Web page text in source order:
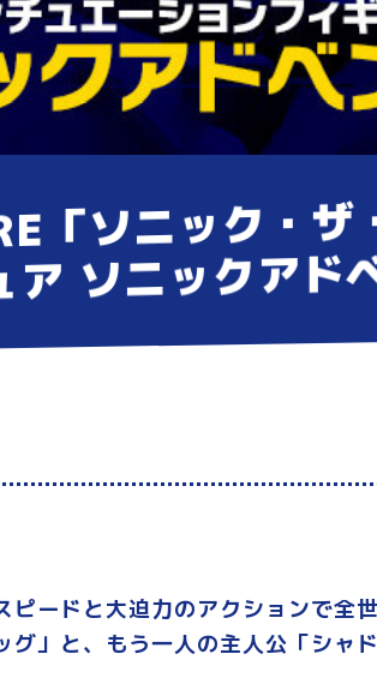
「ソニック・
ア ソニックアド
ピードと大迫力のアクションで全
グ」と、もう一人の主人公「シャ